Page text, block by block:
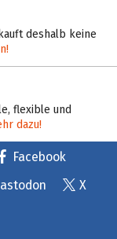
deshalb keine
flexible und
dazu!
Facebook
X